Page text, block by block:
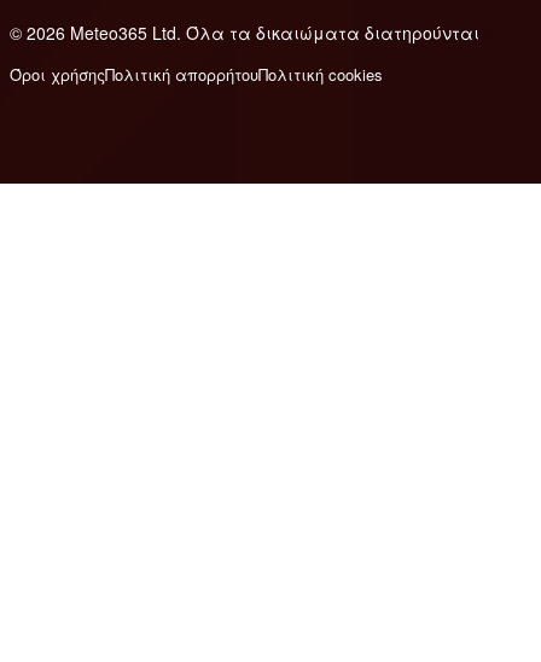
© 2026 Meteo365 Ltd. Όλα τα δικαιώματα διατηρούνται
Όροι χρήσηςΠολιτική απορρήτουΠολιτική cookies